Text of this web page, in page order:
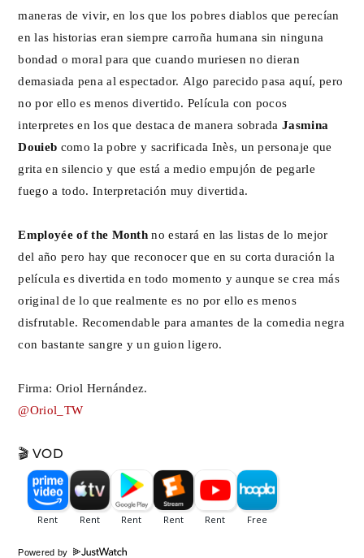
maneras de vivir, en los que los pobres diablos que perecían
en las historias eran siempre carroña humana sin ninguna
bondad o moral para que cuando muriesen no dieran
demasiada pena al espectador. Algo parecido pasa aquí, pero
no por ello es menos divertido. Película con pocos
interpretes en los que destaca de manera sobradaJasmina
Douieb como la pobre y sacrificada Inès, un personaje que
grita en silencio y que está a medio empujón de pegarle
fuego a todo. Interpretación muy divertida.
Employée of the Month no estará en las listas de lo mejor
del año pero hay que reconocer que en su corta duración la
película es divertida en todo momento y aunque se crea más
original de lo que realmente es no por ello es menos
disfrutable. Recomendable para amantes de la comedia negra
con bastante sangre y un guion ligero.
Firma: Oriol Hernández.
@Oriol_TW
🎬 VOD
Powered by